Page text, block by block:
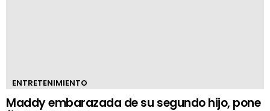
ENTRETENIMIENTO
Maddy embarazada de su segundo hijo, pone